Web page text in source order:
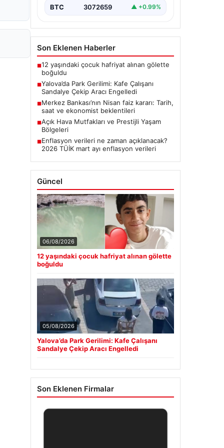
BTC 3072659 ▲ +0.99%
Son Eklenen Haberler
■12 yaşındaki çocuk hafriyat alınan gölette
boğuldu
■Yalova’da Park Gerilimi: Kafe Çalışanı
Sandalye Çekip Aracı Engelledi
■Merkez Bankası’nın Nisan faiz kararı: Tarih,
saat ve ekonomist beklentileri
■Açık Hava Mutfakları ve Prestijli Yaşam
Bölgeleri
■Enflasyon verileri ne zaman açıklanacak?
2026 TÜİK mart ayı enflasyon verileri
Güncel
06/08/2026
12 yaşındaki çocuk hafriyat alınan gölette
boğuldu
05/08/2026
Yalova’da Park Gerilimi: Kafe Çalışanı
Sandalye Çekip Aracı Engelledi
Son Eklenen Firmalar